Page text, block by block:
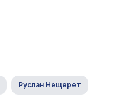
Руслан Нещерет